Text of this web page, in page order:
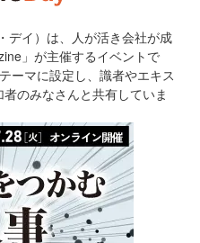
デイ）は、人が活き会社が成
」が主催するイベントで
ーマに設定し、識者やエキス
のみなさんと共有していま